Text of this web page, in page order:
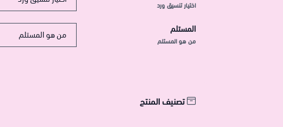
اختيار تنسيق ورد
المستلم
من هو المستلم
تصنيف المنتج